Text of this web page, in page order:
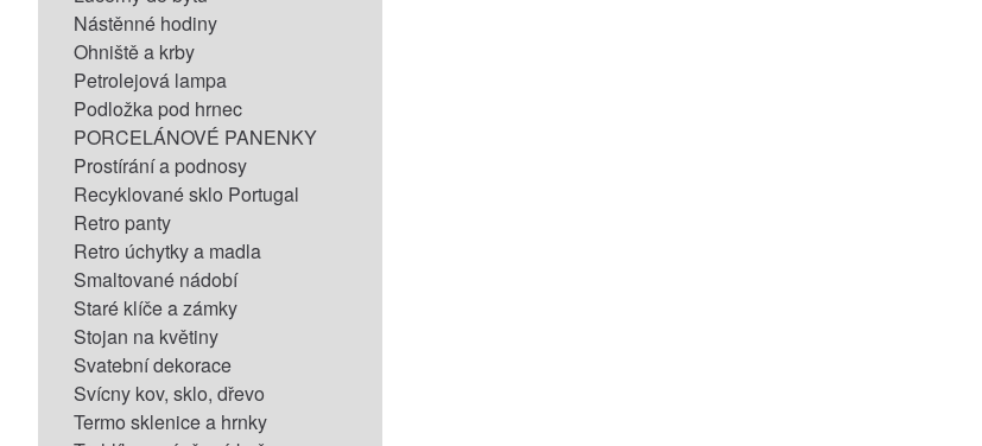
Nástěnné hodiny
Ohniště a krby
Petrolejová lampa
Podložka pod hrnec
PORCELÁNOVÉ PANENKY
Prostírání a podnosy
Recyklované sklo Portugal
Retro panty
Retro úchytky a madla
Smaltované nádobí
Staré klíče a zámky
Stojan na květiny
Svatební dekorace
Svícny kov, sklo, dřevo
Termo sklenice a hrnky